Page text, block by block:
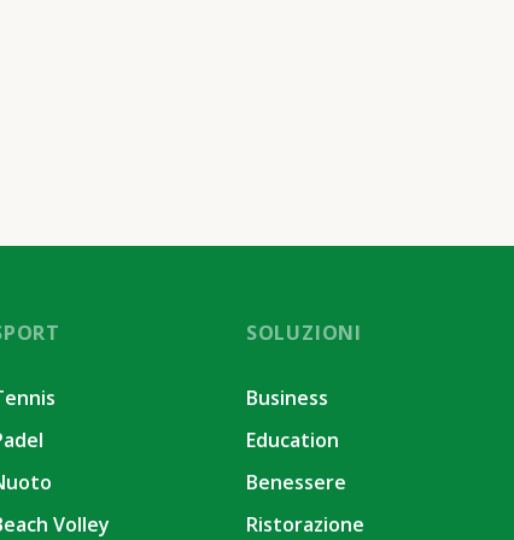
Volley
SOLUZIONI
Business
Education
Benessere
Ristorazione